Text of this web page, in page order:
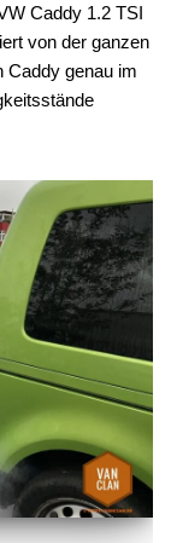
Caddy 1.2 TSI
von der ganzen
Caddy genau im